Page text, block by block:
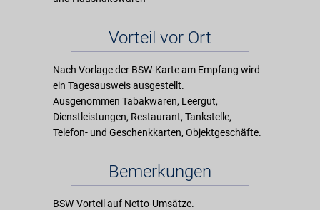
Vorteil vor Ort
Nach Vorlage der BSW-Karte am Empfang wird
ein Tagesausweis ausgestellt.
Ausgenommen Tabakwaren, Leergut,
Dienstleistungen, Restaurant, Tankstelle,
Telefon- und Geschenkkarten, Objektgeschäfte.
Bemerkungen
BSW-Vorteil auf Netto-Umsätze.